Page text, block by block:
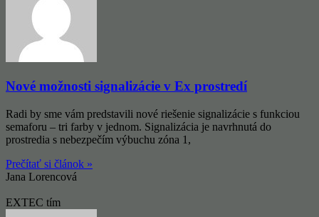
Nové možnosti signalizácie v Ex prostredí
Radi by sme vám predstavili nové riešenie signalizácie s funkciou
semaforu – tri farby v jednom. Signalizácia je navrhnutá do
prostredia s nebezpečím výbuchu zóna 1,
Prečítať si článok »
Jana Lorencová
EXTEC tím